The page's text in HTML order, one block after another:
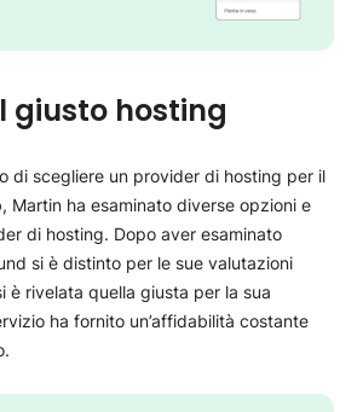
giusto hosting
di scegliere un provider di hosting per il
Martin ha esaminato diverse opzioni e
di hosting. Dopo aver esaminato
si è distinto per le sue valutazioni
è rivelata quella giusta per la sua
ha fornito un’affidabilità costante